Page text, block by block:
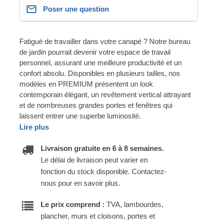
Poser une question
Fatigué de travailler dans votre canapé ? Notre bureau
de jardin pourrait devenir votre espace de travail
personnel, assurant une meilleure productivité et un
confort absolu. Disponibles en plusieurs tailles, nos
modèles en PREMIUM présentent un look
contemporain élégant, un revêtement vertical attrayant
et de nombreuses grandes portes et fenêtres qui
laissent entrer une superbe luminosité.
Lire plus
Livraison gratuite en 6 à 8 semaines.
Le délai de livraison peut varier en
fonction du stock disponible. Contactez-
nous pour en savoir plus.
Le prix comprend : TVA, lambourdes,
plancher, murs et cloisons, portes et